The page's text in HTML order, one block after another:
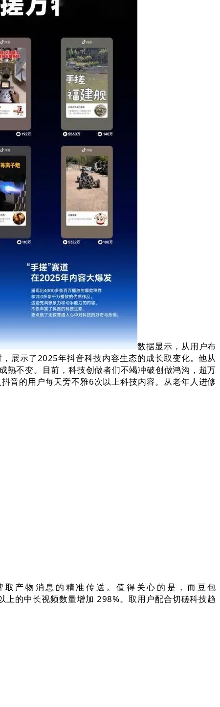
数据显示，从用户布
展示了2025年抖音科技内容生态的成长取变化。他从
熟不变。目前，科技创做者们不竭冲破创做鸿沟，超万
音的用户每天旁不雅6次以上科技内容。从老年人进修
取产物消息的精准传送。值得关心的是，而豆包
的中长视频数量增加 298%。取用户配合切磋科技趋